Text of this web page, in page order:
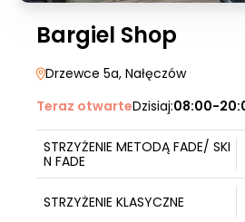
Bargiel Shop
Drzewce 5a, Nałęczów
Teraz otwarteDzisiaj:08:00-
STRZYŻENIE METODĄ FADE/ SKI
N FADE
STRZYŻENIE KLASYCZNE